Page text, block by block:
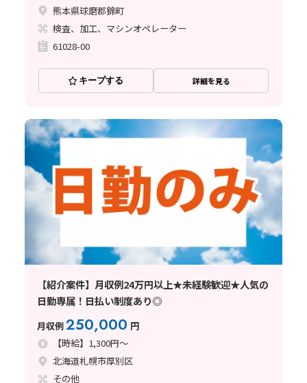
熊本県球磨郡錦町
検査、加工、マシンオペレーター
61028-00
キープする 詳細を見る
【紹介案件】月収例24万円以上★未経験歓迎★人気の
日勤専属！日払い制度あり◎
月収例250,000 円
【時給】1,300円～
北海道札幌市厚別区
その他